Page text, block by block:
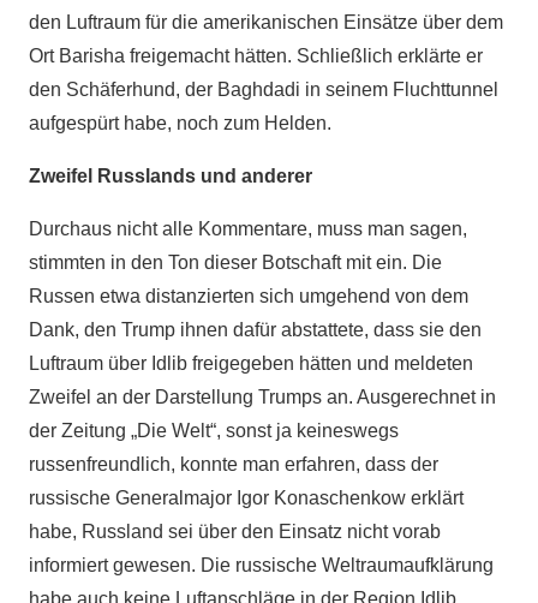
den Luftraum für die amerikanischen Einsätze über dem
Ort Barisha freigemacht hätten. Schließlich erklärte er
den Schäferhund, der Baghdadi in seinem Fluchttunnel
aufgespürt habe, noch zum Helden.
Zweifel Russlands und anderer
Durchaus nicht alle Kommentare, muss man sagen,
stimmten in den Ton dieser Botschaft mit ein. Die
Russen etwa distanzierten sich umgehend von dem
Dank, den Trump ihnen dafür abstattete, dass sie den
Luftraum über Idlib freigegeben hätten und meldeten
Zweifel an der Darstellung Trumps an. Ausgerechnet in
der Zeitung „Die Welt“, sonst ja keineswegs
russenfreundlich, konnte man erfahren, dass der
russische Generalmajor Igor Konaschenkow erklärt
habe, Russland sei über den Einsatz nicht vorab
informiert gewesen. Die russische Weltraumaufklärung
habe auch keine Luftanschläge in der Region Idlib